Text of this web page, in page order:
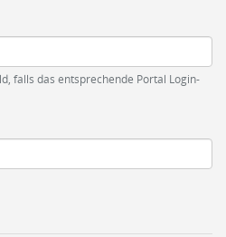
falls das entsprechende Portal Login-